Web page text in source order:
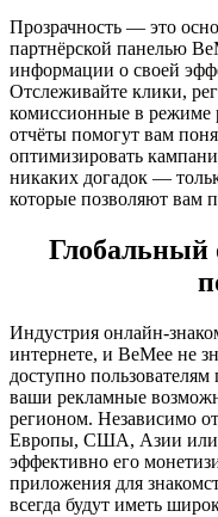
Прозрачность — это
партнёрской панелью
информации о своей
Отслеживайте клики,
комиссионные в режиме
отчёты помогут вам
оптимизировать
никаких догадок —
которые позволяют вам
Глобальный
Индустрия онлайн-
интернете, и BeMee не
доступно пользователям
ваши рекламные
регионом. Независимо
Европы, США, Азии или
эффективно его
приложения для
всегда будут иметь